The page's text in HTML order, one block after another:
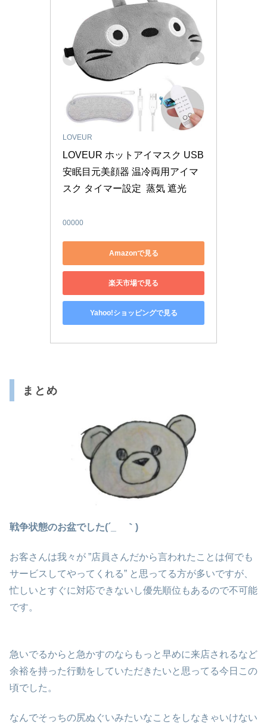
LOVEUR
LOVEUR ホットアイマスク USB
安眠目元美顔器 温冷両用アイマ
スク タイマー設定  蒸気 遮光
00000
Amazonで見る
楽天市場で見る
Yahoo!ショッピングで見る
まとめ
戦争状態のお盆でした(´_ゝ｀)
お客さんは我々が ”店員さんだから言われたことは何でも
サービスしてやってくれる” と思ってる方が多いですが、
忙しいとすぐに対応できないし優先順位もあるので不可能
です。
急いでるからと急かすのならもっと早めに来店されるなど
余裕を持った行動をしていただきたいと思ってる今日この
頃でした。
なんでそっちの尻ぬぐいみたいなことをしなきゃいけない